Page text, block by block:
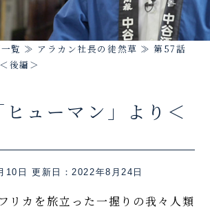
覧 ≫ アラカン社長の徒然草 ≫第57話
後編＞
ューマン」より＜
10日 更新日：2022年8月24日
リカを旅立った一握りの我々人類